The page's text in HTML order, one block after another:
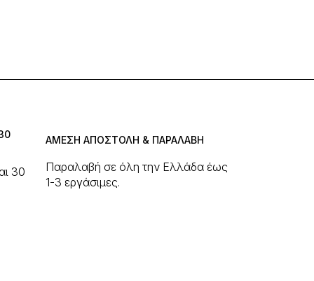
30
ΑΜΕΣΗ ΑΠΟΣΤΟΛΗ & ΠΑΡΑΛΑΒΗ
Παραλαβή σε όλη την Ελλάδα έως
1-3 εργάσιμες.